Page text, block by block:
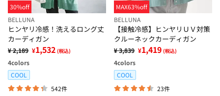
30%off
BELLUNA
ヒンヤリ冷感！洗えるロング丈
カーディガン
¥ 2,189 ¥1,532 (税込)
4colors
COOL
542件
MAX63%off
BELLUNA
【接触冷感】ヒンヤリＵＶ対策
クルーネックカーディガン
¥ 3,839 ¥1,419 (税込)
4colors
COOL
23件